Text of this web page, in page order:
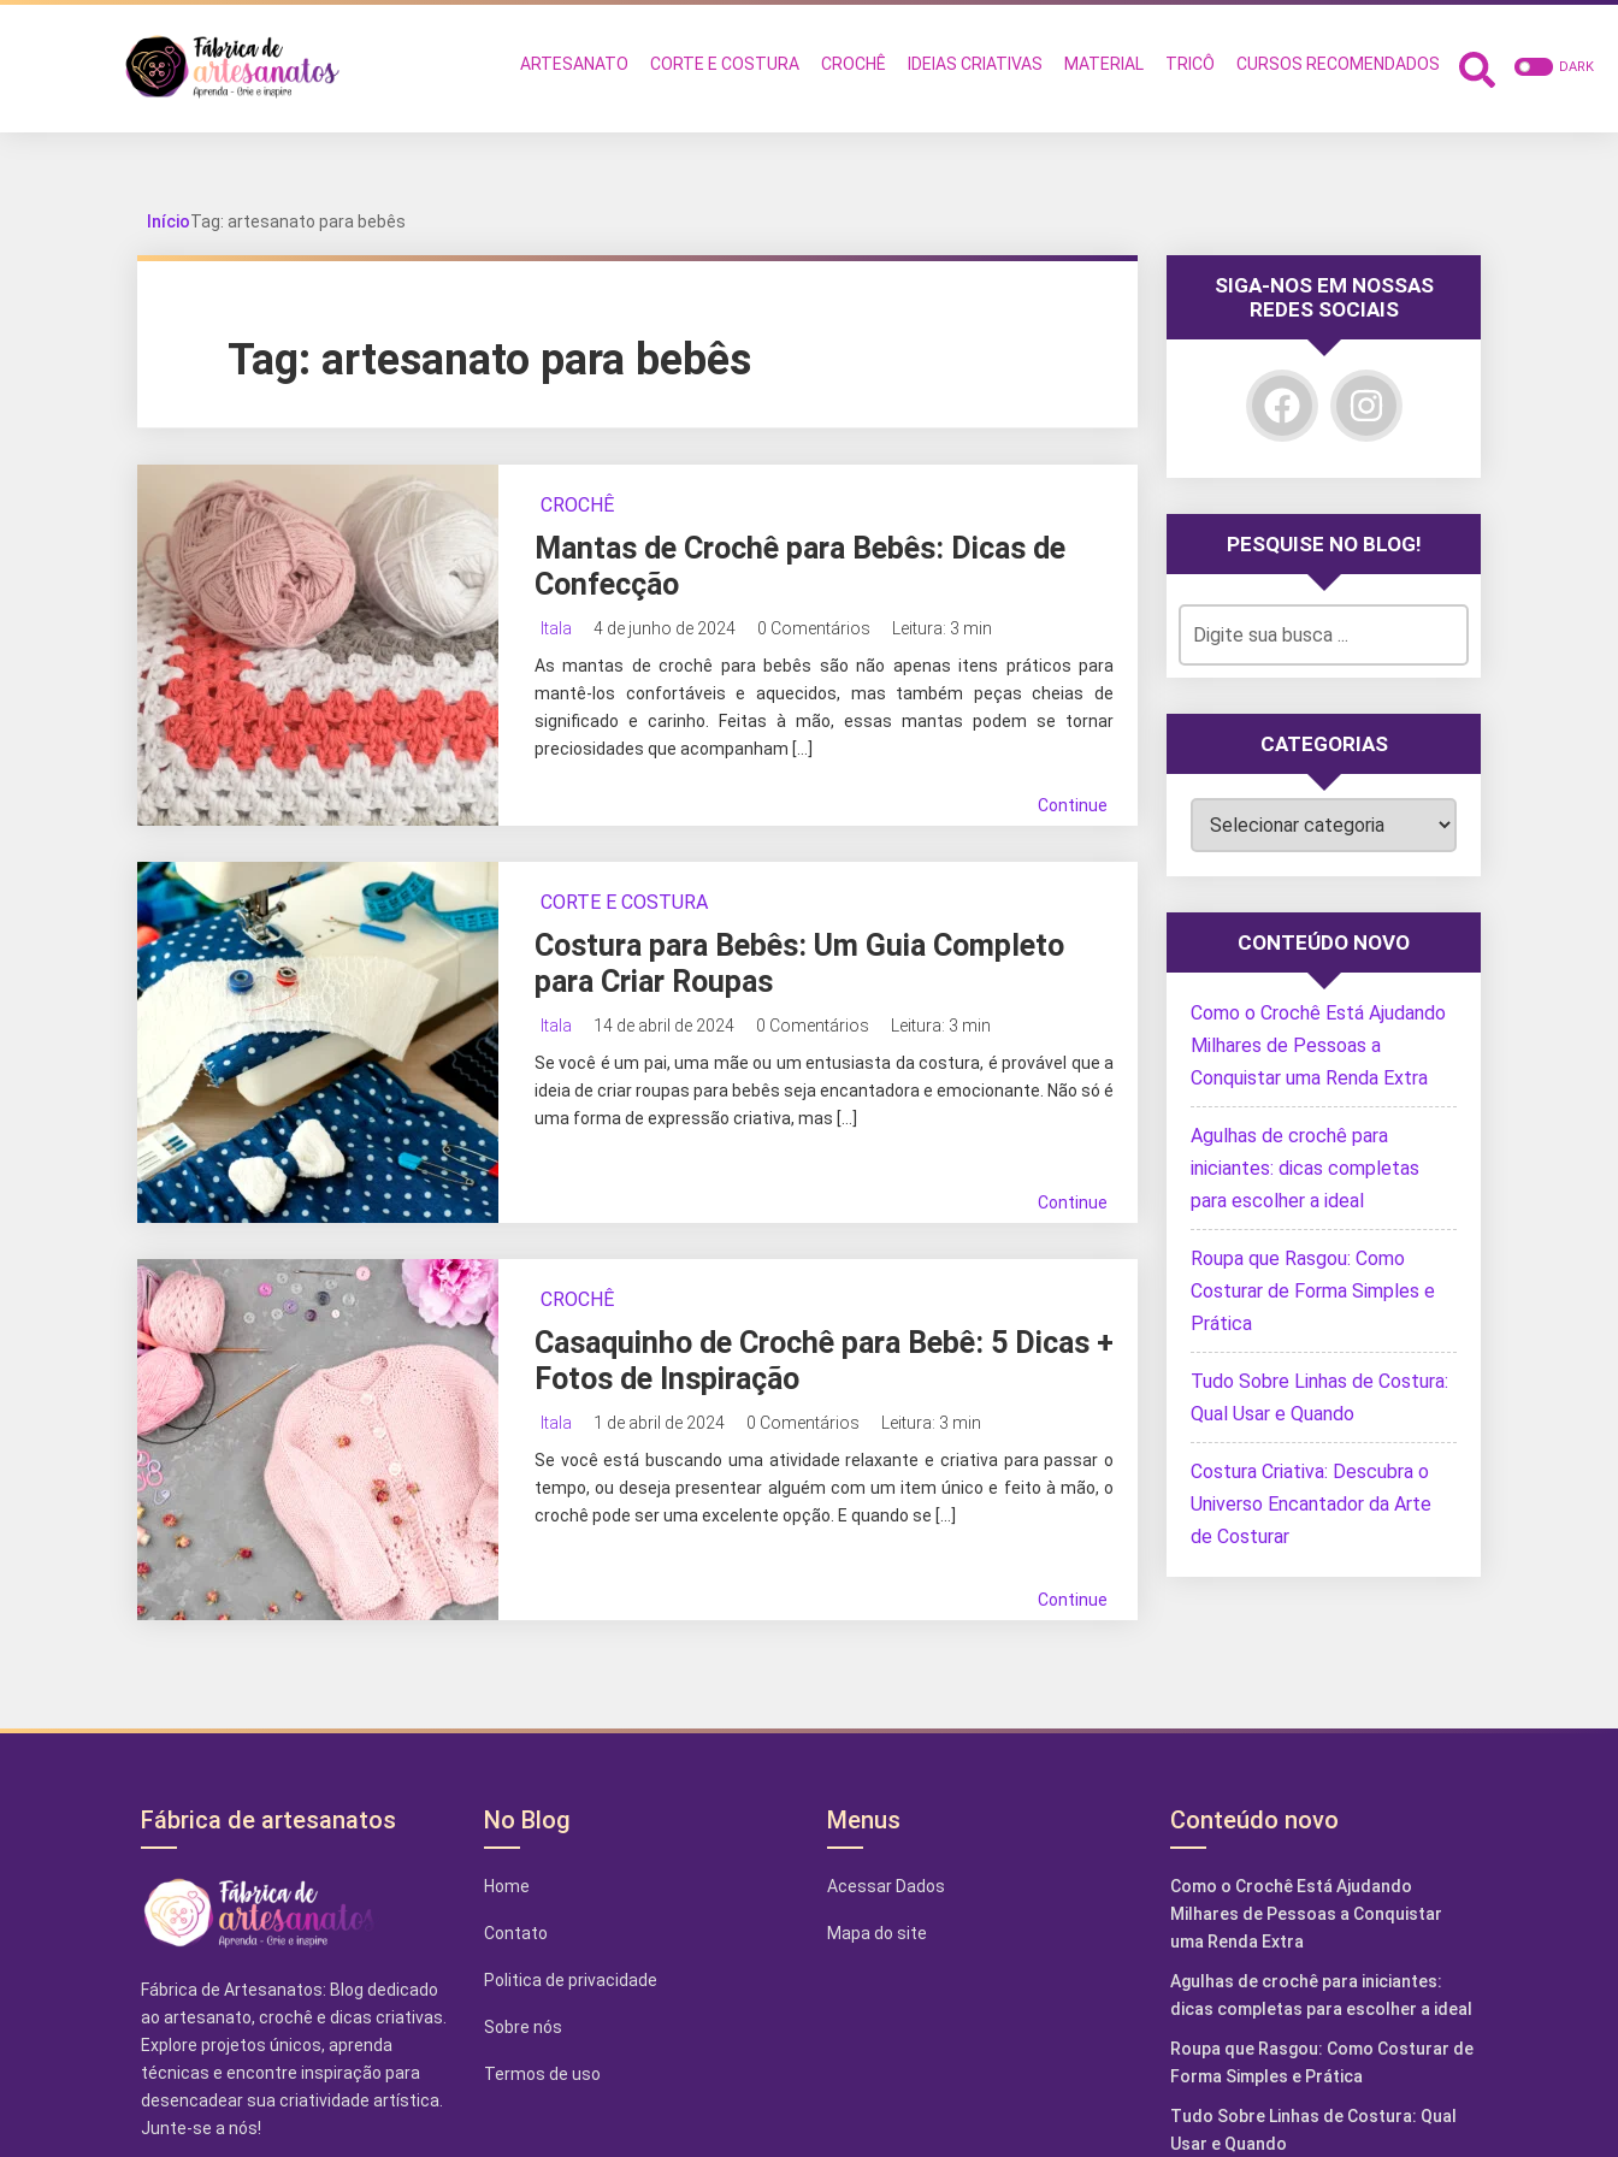
ARTESANATO CORTE E COSTURA CROCHÊ IDEIAS CRIATIVAS MATERIAL TRICÔ CURSOS RECOMENDADOS DARK
InícioTag: artesanato para bebês
Tag: artesanato para bebês
CROCHÊ
Mantas de Crochê para Bebês: Dicas de
Confecção
Itala 4 de junho de 2024 0 Comentários
Leitura: 3 min
As mantas de crochê para bebês são não apenas itens práticos para
mantê-los confortáveis e aquecidos, mas também peças cheias de
significado e carinho. Feitas à mão, essas mantas podem se tornar
preciosidades que acompanham […]
Continue
CORTE E COSTURA
Costura para Bebês: Um Guia Completo
para Criar Roupas
Itala 14 de abril de 2024 0 Comentários
Leitura: 3 min
Se você é um pai, uma mãe ou um entusiasta da costura, é provável que a
ideia de criar roupas para bebês seja encantadora e emocionante. Não só é
uma forma de expressão criativa, mas […]
Continue
CROCHÊ
Casaquinho de Crochê para Bebê: 5 Dicas +
Fotos de Inspiração
Itala 1 de abril de 2024 0 Comentários
Leitura: 3 min
Se você está buscando uma atividade relaxante e criativa para passar o
tempo, ou deseja presentear alguém com um item único e feito à mão, o
crochê pode ser uma excelente opção. E quando se […]
Continue
SIGA-NOS EM NOSSAS
REDES SOCIAIS
PESQUISE NO BLOG!
CATEGORIAS
Categorias
CONTEÚDO NOVO
Como o Crochê Está Ajudando
Milhares de Pessoas a
Conquistar uma Renda Extra
Agulhas de crochê para
iniciantes: dicas completas
para escolher a ideal
Roupa que Rasgou: Como
Costurar de Forma Simples e
Prática
Tudo Sobre Linhas de Costura:
Qual Usar e Quando
Costura Criativa: Descubra o
Universo Encantador da Arte
de Costurar
Fábrica de artesanatos
Fábrica de Artesanatos: Blog dedicado
ao artesanato, crochê e dicas criativas.
Explore projetos únicos, aprenda
técnicas e encontre inspiração para
desencadear sua criatividade artística.
Junte-se a nós!
No Blog
Home
Contato
Politica de privacidade
Sobre nós
Termos de uso
Menus
Acessar Dados
Mapa do site
Conteúdo novo
Como o Crochê Está Ajudando
Milhares de Pessoas a Conquistar
uma Renda Extra
Agulhas de crochê para iniciantes:
dicas completas para escolher a ideal
Roupa que Rasgou: Como Costurar de
Forma Simples e Prática
Tudo Sobre Linhas de Costura: Qual
Usar e Quando